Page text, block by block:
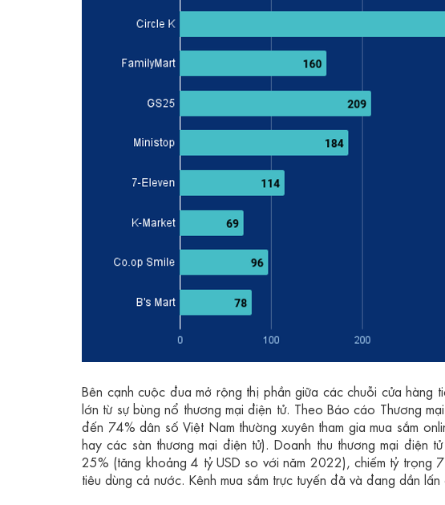
Bên cạnh cuộc đua mở rộng thị phần giữa các chuỗi cửa hàng
lớn từ sự bùng nổ thương mại điện tử. Theo Báo cáo Thương
đến 74% dân số Việt Nam thường xuyên tham gia mua sắm
hay các sàn thương mại điện tử). Doanh thu thương mại điện
25% (tăng khoảng 4 tỷ USD so với năm 2022), chiếm tỷ trọng
tiêu dùng cả nước. Kênh mua sắm trực tuyến đã và đang dần